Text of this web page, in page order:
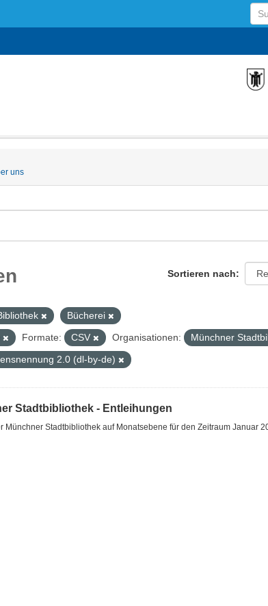
uns
Sortieren nach
Bücherei
Formate: CSV Organisationen:
Münchner
2.0 (dl-by-de)
Stadtbibliothek - Entleihungen
Münchner Stadtbibliothek auf Monatsebene für den Zeitraum Januar